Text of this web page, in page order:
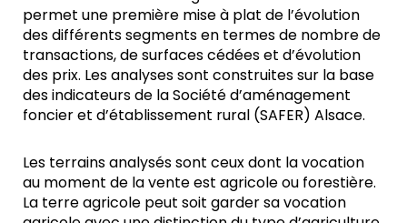
permet une première mise à plat de l’évolution
des différents segments en termes de nombre de
transactions, de surfaces cédées et d’évolution
des prix. Les analyses sont construites sur la base
des indicateurs de la Société d’aménagement
foncier et d’établissement rural (SAFER) Alsace.
Les terrains analysés sont ceux dont la vocation
au moment de la vente est agricole ou forestière.
La terre agricole peut soit garder sa vocation